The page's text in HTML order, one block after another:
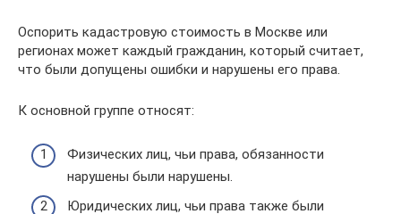
Оспорить кадастровую стоимость в Москве или
регионах может каждый гражданин, который считает,
что были допущены ошибки и нарушены его права.
К основной группе относят:
Физических лиц, чьи права, обязанности
нарушены были нарушены.
Юридических лиц, чьи права также были